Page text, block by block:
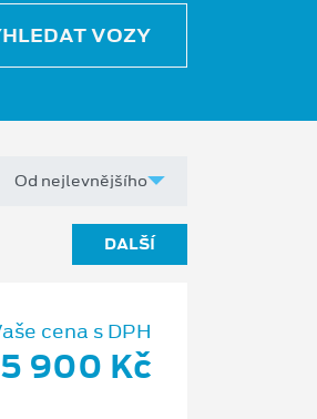
VOZY
DALŠÍ
cena s DPH
900 Kč